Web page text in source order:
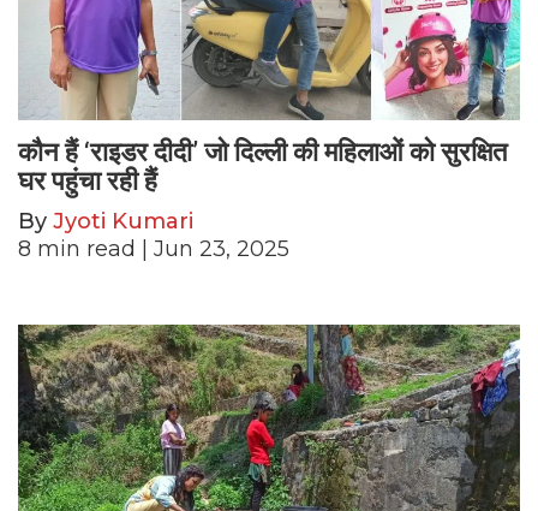
कौन हैं ‘राइडर दीदी’ जो दिल्ली की महिलाओं को सुरक्षित
घर पहुंचा रही हैं
By Jyoti Kumari
8 min read | Jun 23, 2025